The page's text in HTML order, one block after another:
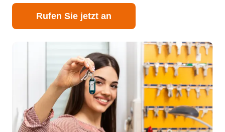
Rufen Sie jetzt an